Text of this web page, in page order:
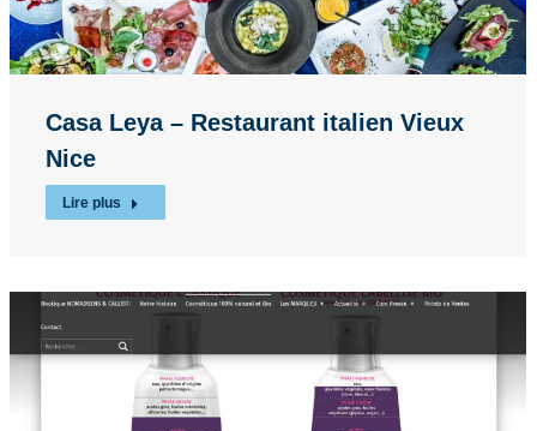
Casa Leya – Restaurant italien Vieux
Nice
Lire plus